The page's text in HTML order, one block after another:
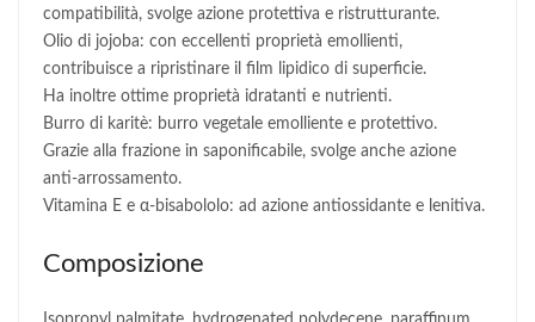
compatibilità, svolge azione protettiva e ristrutturante.
Olio di jojoba: con eccellenti proprietà emollienti,
contribuisce a ripristinare il film lipidico di superficie.
Ha inoltre ottime proprietà idratanti e nutrienti.
Burro di karitè: burro vegetale emolliente e protettivo.
Grazie alla frazione in saponificabile, svolge anche azione
anti-arrossamento.
Vitamina E e α-bisabololo: ad azione antiossidante e lenitiva.
Composizione